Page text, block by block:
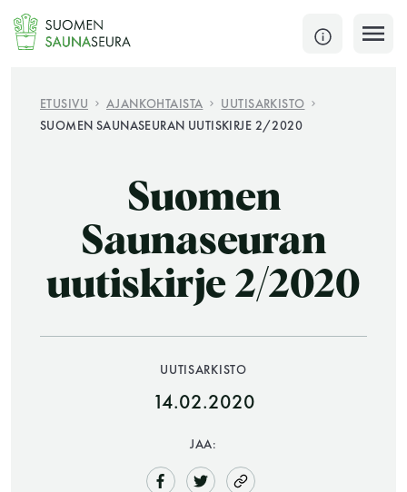
Siirry
sisältöön
SULJE
KATSO TARKEMMAT AUKIOLOAJAT
JÄSENSIVUT
ETUSIVU AJANKOHTAISTA
UUTISARKISTO
SUOMEN SAUNASEURAN UUTISKIRJE 2/2020
Suomen
Saunaseuran
uutiskirje 2/2020
UUTISARKISTO
14.02.2020
JAA: